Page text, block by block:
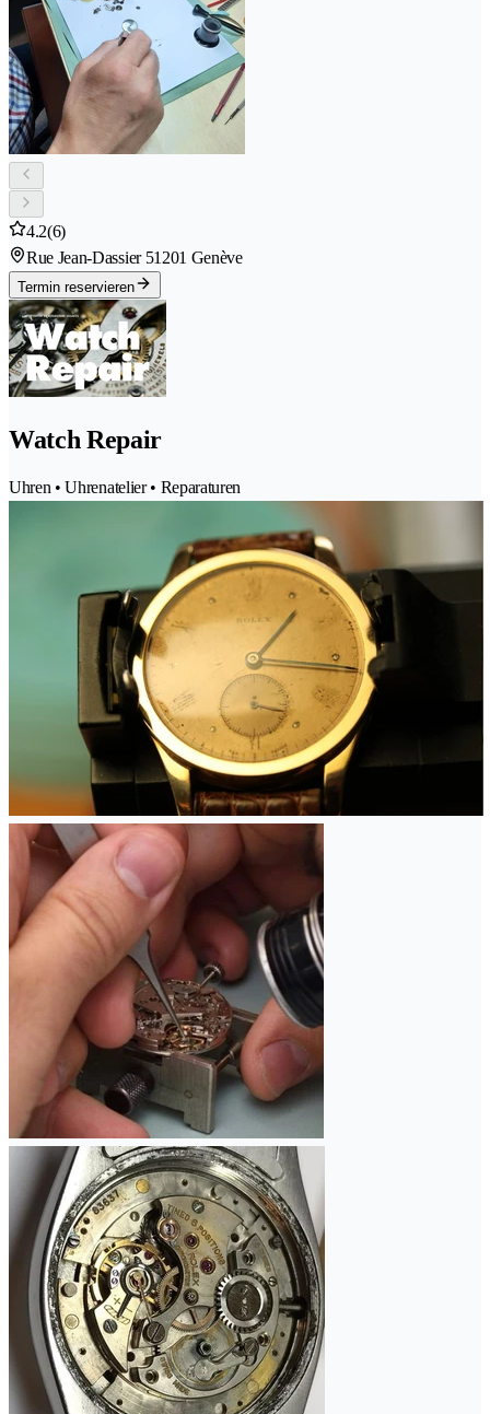
4.2(6)
Rue Jean-Dassier 51201 Genève
Termin reservieren
Watch Repair
Uhren • Uhrenatelier • Reparaturen